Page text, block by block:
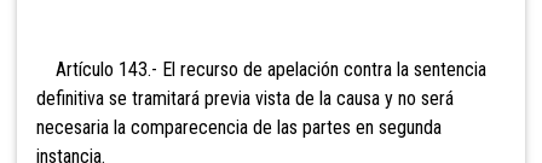
Artículo 143.- El recurso de apelación contra la sentencia
definitiva se tramitará previa vista de la causa y no será
necesaria la comparecencia de las partes en segunda
instancia.